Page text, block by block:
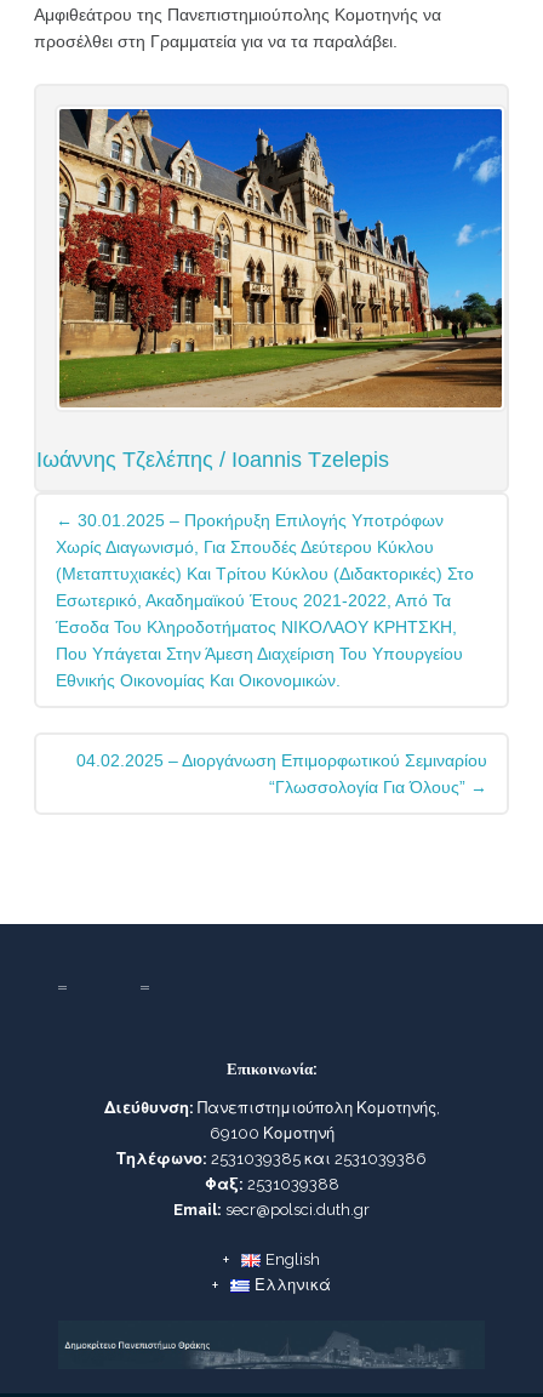
Αμφιθεάτρου της Πανεπιστημιούπολης Κομοτηνής να
προσέλθει στη Γραμματεία για να τα παραλάβει.
Ιωάννης Τζελέπης / Ioannis Tzelepis
Post
navigation
← 30.01.2025 – Προκήρυξη Επιλογής Υποτρόφων
Χωρίς Διαγωνισμό, Για Σπουδές Δεύτερου Κύκλου
(μεταπτυχιακές) Και Τρίτου Κύκλου (διδακτορικές) Στο
Εσωτερικό, Ακαδημαϊκού Έτους 2021-2022, Από Τα
Έσοδα Του Κληροδοτήματος ΝΙΚΟΛΑΟΥ ΚΡΗΤΣΚΗ,
Που Υπάγεται Στην Άμεση Διαχείριση Του Υπουργείου
Εθνικής Οικονομίας Και Οικονομικών.
04.02.2025 – Διοργάνωση Επιμορφωτικού Σεμιναρίου
“Γλωσσολογία Για Όλους” →
Επικοινωνία:
Διεύθυνση: Πανεπιστημιούπολη Κομοτηνής,
69100 Κομοτηνή
Τηλέφωνο: 2531039385 και 2531039386
Φαξ: 2531039388
Email: secr@polsci.duth.gr
English
Ελληνικά